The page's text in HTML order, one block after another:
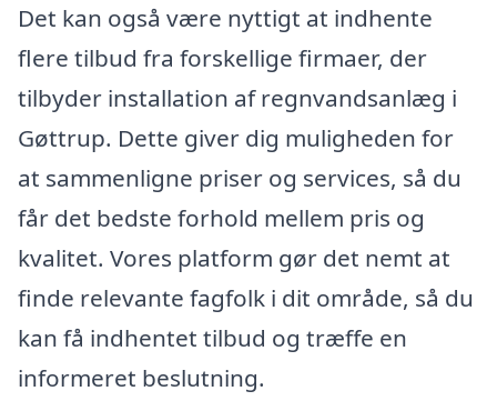
Det kan også være nyttigt at indhente
flere tilbud fra forskellige firmaer, der
tilbyder installation af regnvandsanlæg i
Gøttrup. Dette giver dig muligheden for
at sammenligne priser og services, så du
får det bedste forhold mellem pris og
kvalitet. Vores platform gør det nemt at
finde relevante fagfolk i dit område, så du
kan få indhentet tilbud og træffe en
informeret beslutning.